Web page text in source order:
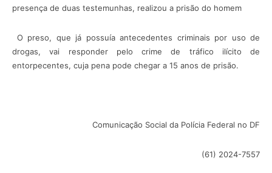
presença de duas testemunhas, realizou a prisão do homem
O preso, que já possuía antecedentes criminais por uso de
drogas, vai responder pelo crime de tráfico ilícito de
entorpecentes, cuja pena pode chegar a 15 anos de prisão.
Comunicação Social da Polícia Federal no DF
(61) 2024-7557